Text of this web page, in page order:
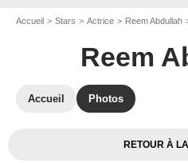
Accueil Stars Actrice Reem Abdullah
Reem
Accueil Photos
RETOUR À